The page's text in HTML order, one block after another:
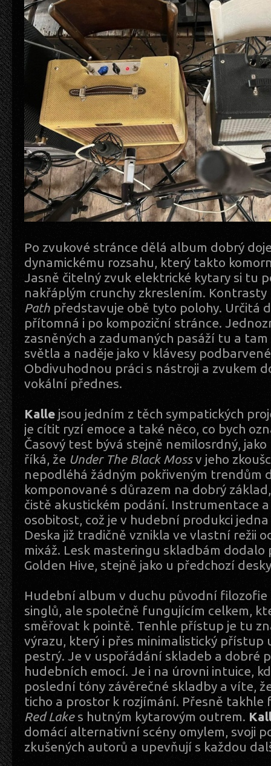
Po zvukové stránce dělá album dobrý
dynamickému rozsahu, který takto
Jasně čitelný zvuk elektrické kytary si tu
nakřáplým crunchy zkreslením.
Path představuje obě tyto polohy. Určitá
přítomná i po kompoziční stránce.
zasněných a zadumaných pasáží tu a
světla a naděje jako v klávesy
Obdivuhodnou práci s nástroji a zvukem
vokální přednes.
Kalle jsou jedním z těch sympatických
je cítit ryzí emoce a také něco, co bych
Časový test bývá stejně nemilosrdný,
říká, že Under The Black Mossv jeho
nepodléhá žádným pokřiveným trendům
komponované s důrazem na dobrý
čistě akustickém podání. Instrumentace
osobitost, což je v hudební produkci
Deska již tradičně vznikla ve vlastní režii
mixáž. Lesk masteringu skladbám dodalo
Golden Hive, stejně jako u předchozí
Hudební album v duchu původní filozofie
singlů, ale společně fungujícím celkem,
směřovat k pointě. Tenhle přístup je tu
výrazu, který i přes minimalistický přístup
pestrý. Je v uspořádání skladeb a dobré
hudebních emocí. Je i na úrovni intuice,
poslední tóny závěrečné skladby a víte,
ticho a prostor k rozjímání. Přesně
Red Lakes hutným kytarovým outrem.
domácí alternativní scény omylem, svoji
zkušených autorů a upevňují s každou